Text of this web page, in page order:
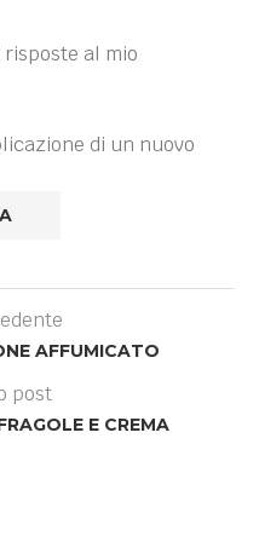
al mio
di un nuovo
AFFUMICATO
post
E CREMA